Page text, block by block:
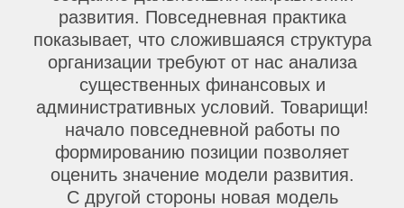
развития. Повседневная практика
показывает, что сложившаяся структура
организации требуют от нас анализа
существенных финансовых и
административных условий. Товарищи!
начало повседневной работы по
формированию позиции позволяет
оценить значение модели развития.
С другой стороны новая модель